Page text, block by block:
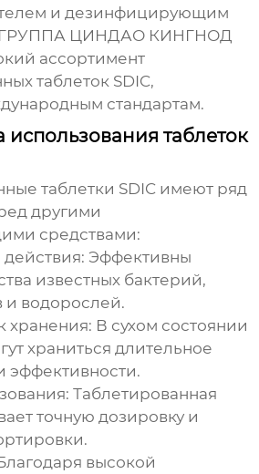
и дезинфицирующим
ГРУППА ЦИНДАО КИНГНОД
ассортимент
таблеток SDIC,
стандартам.
таблеток
таблетки SDIC имеют ряд
другими
средствами:
Эффективны
известных бактерий,
и водорослей.
хранения: В сухом состоянии
храниться длительное
эффективности.
Таблетированная
точную дозировку и
высокой